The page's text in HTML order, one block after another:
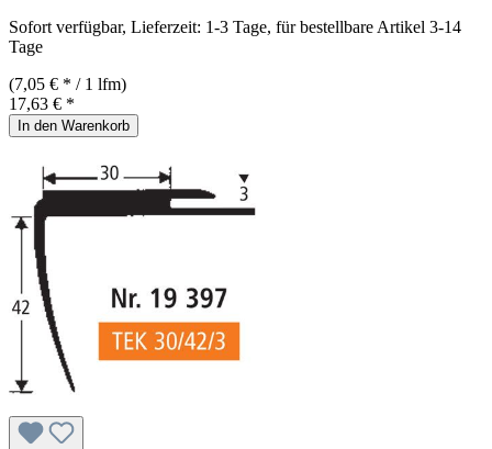
Sofort verfügbar, Lieferzeit: 1-3 Tage, für bestellbare Artikel 3-14
Tage
(7,05 € * / 1 lfm)
17,63 € *
In den Warenkorb